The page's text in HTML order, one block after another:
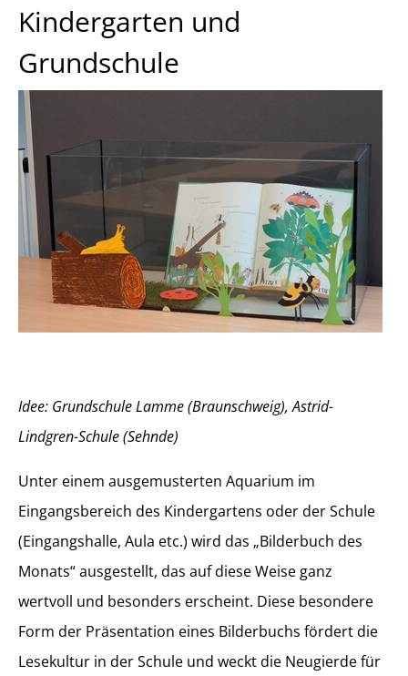
Kindergarten und
Grundschule
Idee: Grundschule Lamme (Braunschweig), Astrid-
Lindgren-Schule (Sehnde)
Unter einem ausgemusterten Aquarium im
Eingangsbereich des Kindergartens oder der Schule
(Eingangshalle, Aula etc.) wird das „Bilderbuch des
Monats“ ausgestellt, das auf diese Weise ganz
wertvoll und besonders erscheint. Diese besondere
Form der Präsentation eines Bilderbuchs fördert die
Lesekultur in der Schule und weckt die Neugierde für